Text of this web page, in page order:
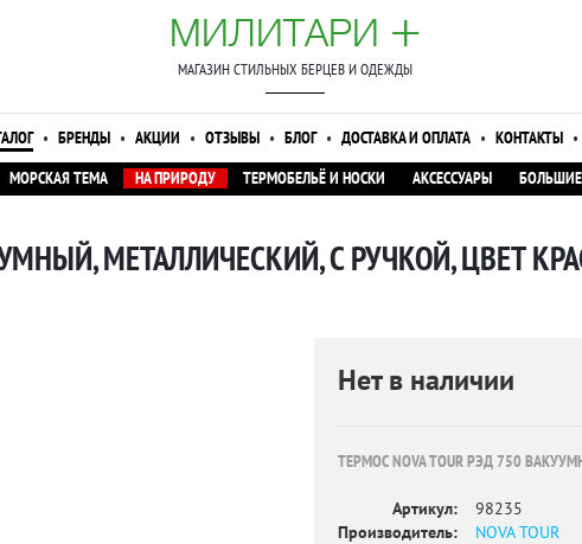
МИЛИТАРИ +
МАГАЗИН СТИЛЬНЫХ БЕРЦЕВ И ОДЕЖДЫ
• БРЕНДЫ • АКЦИИ • ОТЗЫВЫ • БЛОГ • ДОСТАВКА И ОПЛАТА • КОНТАКТЫ •
МОРСКАЯ ТЕМА НА ПРИРОДУ ТЕРМОБЕЛЬЁ И НОСКИ АКСЕССУАРЫ
МЕТАЛЛИЧЕСКИЙ, С РУЧКОЙ, ЦВЕТ
Нет в наличии
ТЕРМОС NOVA TOUR РЭД 750
Артикул:
98235
Производитель:
NOVA TOUR